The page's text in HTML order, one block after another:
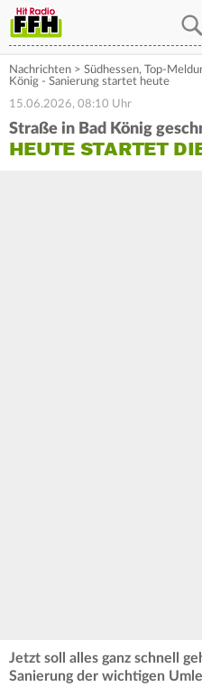
Nachrichten > Südhessen, Top-
König - Sanierung startet heute
15.06.2026, 08:10 Uhr
Straße in Bad König
HEUTE STARTET
Jetzt soll alles ganz schnell
Sanierung der wichtigen